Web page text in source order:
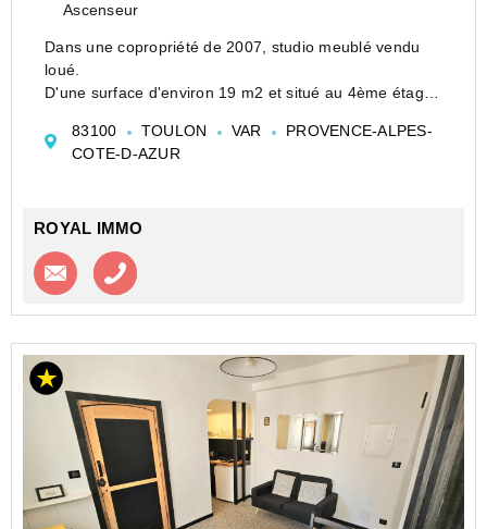
Ascenseur
Dans une copropriété de 2007, studio meublé vendu
loué.
D'une surface d'environ 19 m2 et situé au 4ème étage,
salle d'eau avec WC.
Le bien est vendu sous bail commercial...
83100 TOULON VAR
PROVENCE-ALPES-
COTE-D-AZUR
ROYAL IMMO
Contacter l'agence